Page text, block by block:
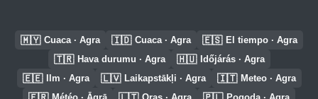
🇲🇾 Cuaca · Agra 🇮🇩 Cuaca · Agra 🇪🇸 El tiempo · Agra
🇹🇷 Hava durumu · Agra 🇭🇺 Időjárás · Agra
🇪🇪 Ilm · Agra 🇱🇻 Laikapstākļi · Agra 🇮🇹 Meteo · Agra